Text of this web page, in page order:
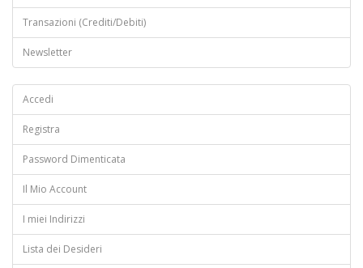
Transazioni (Crediti/Debiti)
Newsletter
Accedi
Registra
Password Dimenticata
Il Mio Account
I miei Indirizzi
Lista dei Desideri